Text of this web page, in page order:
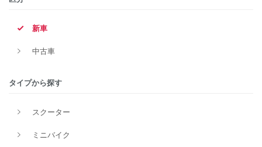
新車
中古車
タイプから探す
スクーター
ミニバイク
価格